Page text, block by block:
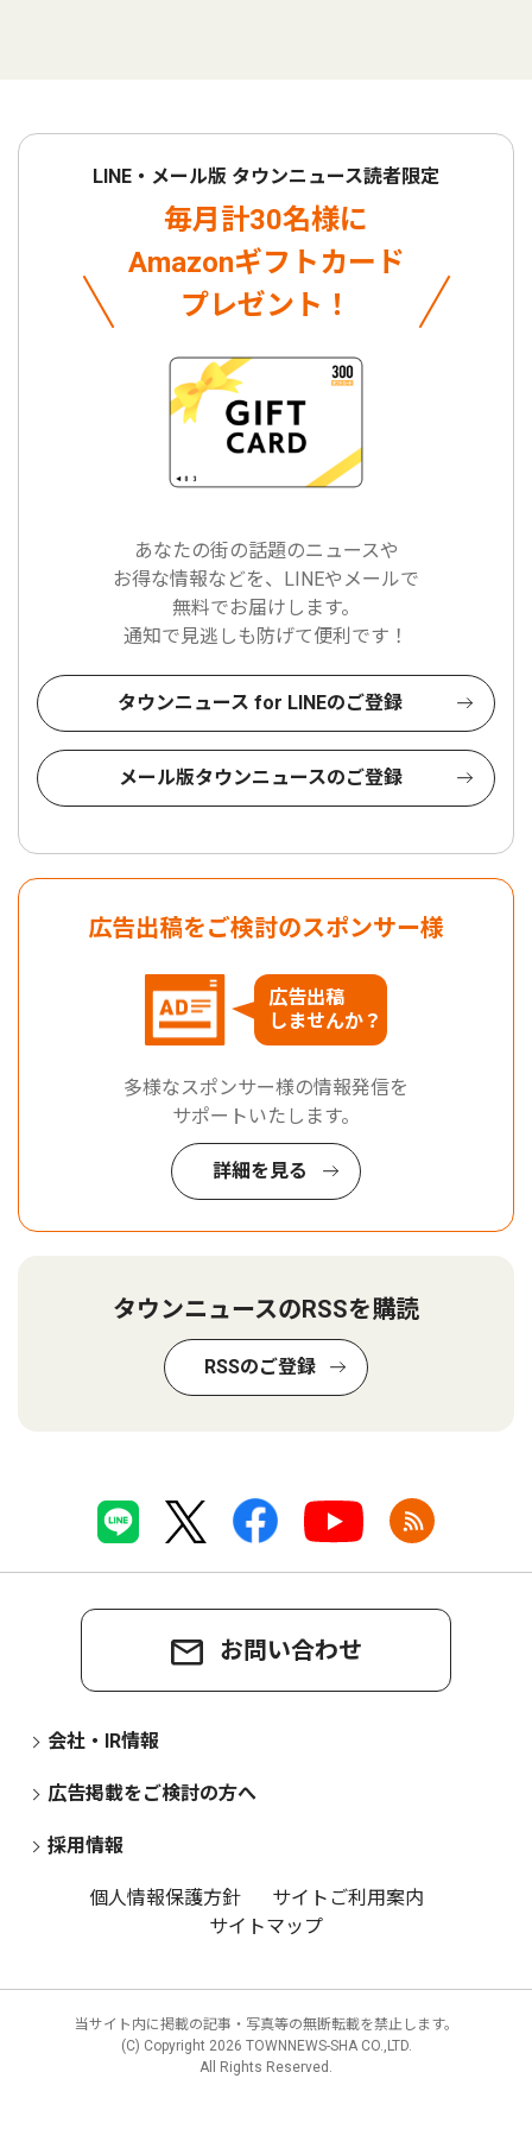
LINE・メール版 タウンニュース読者限定
毎月計30名様に
Amazonギフトカード
プレゼント！
あなたの街の話題のニュースや
お得な情報などを、LINEやメールで
無料でお届けします。
通知で見逃しも防げて便利です！
タウンニュース for LINEのご登録
メール版タウンニュースのご登録
広告出稿をご検討のスポンサー様
広告出稿
しませんか？
多様なスポンサー様の情報発信を
サポートいたします。
詳細を見る
タウンニュースのRSSを購読
RSSのご登録
お問い合わせ
会社・IR情報
広告掲載をご検討の方へ
採用情報
個人情報保護方針
サイトご利用案内
サイトマップ
当サイト内に掲載の記事・写真等の無断転載を禁止します。
(C) Copyright 2026 TOWNNEWS-SHA CO.,LTD.
All Rights Reserved.